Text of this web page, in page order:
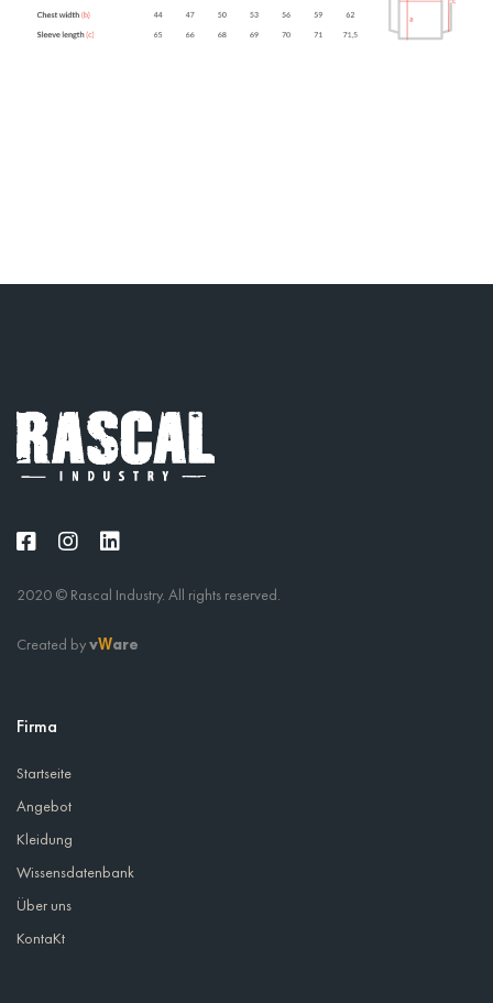
2020 © Rascal Industry. All rights reserved.
Created byvWare
Firma
Startseite
Angebot
Kleidung
Wissensdatenbank
Über uns
KontaKt